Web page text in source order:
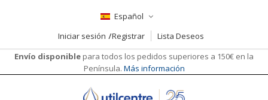
Español
Iniciar sesión
Registrar
Lista Deseos
Envío disponible para todos los pedidos superiores a 150€ en la
Península. Más información